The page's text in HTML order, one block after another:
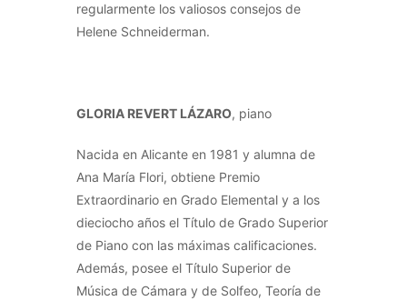
regularmente los valiosos consejos de
Helene Schneiderman.
GLORIA REVERT LÁZARO, piano
Nacida en Alicante en 1981 y alumna de
Ana María Flori, obtiene Premio
Extraordinario en Grado Elemental y a los
dieciocho años el Título de Grado Superior
de Piano con las máximas calificaciones.
Además, posee el Título Superior de
Música de Cámara y de Solfeo, Teoría de